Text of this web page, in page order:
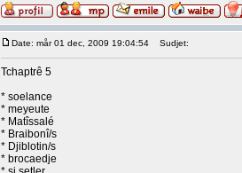
Date: mår 01 dec, 2009 19:04:54 Sudjet:
Tchaptrê 5
* soelance
* meyeute
* Matîssalé
* Braibonî/s
* Djiblotin/s
* brocaedje